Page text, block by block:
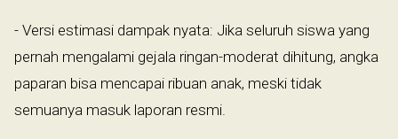
- Versi estimasi dampak nyata: Jika seluruh siswa yang
pernah mengalami gejala ringan-moderat dihitung, angka
paparan bisa mencapai ribuan anak, meski tidak
semuanya masuk laporan resmi.